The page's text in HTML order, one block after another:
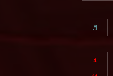
月
4